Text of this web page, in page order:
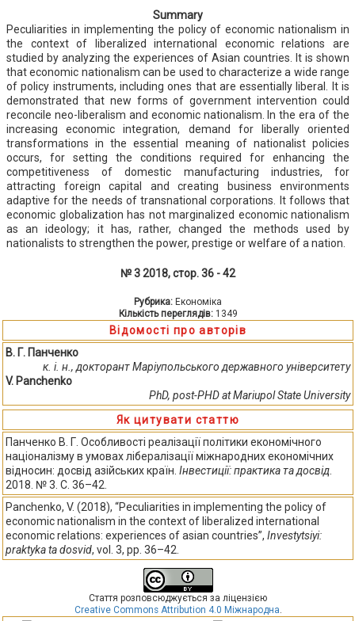
Summary
Peculiarities in implementing the policy of economic nationalism in
the context of liberalized international economic relations are
studied by analyzing the experiences of Asian countries. It is shown
that economic nationalism can be used to characterize a wide range
of policy instruments, including ones that are essentially liberal. It is
demonstrated that new forms of government intervention could
reconcile neo-liberalism and economic nationalism. In the era of the
increasing economic integration, demand for liberally oriented
transformations in the essential meaning of nationalist policies
occurs, for setting the conditions required for enhancing the
competitiveness of domestic manufacturing industries, for
attracting foreign capital and creating business environments
adaptive for the needs of transnational corporations. It follows that
economic globalization has not marginalized economic nationalism
as an ideology; it has, rather, changed the methods used by
nationalists to strengthen the power, prestige or welfare of a nation.
№ 3 2018, стор. 36 - 42
Рубрика: Економіка
Кількість переглядів: 1349
Відомості про авторів
В. Г. Панченко
к. і. н., докторант Маріупольського державного університету
V. Panchenko
PhD, post-PHD at Mariupol State University
Як цитувати статтю
Панченко В. Г. Особливості реалізації політики економічного
націоналізму в умовах лібералізації міжнародних економічних
відносин: досвід азійських країн. Інвестиції: практика та досвід
2018. № 3. С. 36–42.
Panchenko, V. (2018), “Peculiarities in implementing the policy of
economic nationalism in the context of liberalized international
economic relations: experiences of asian countries”, Investytsiyi:
praktyka ta dosvid, vol. 3, pp. 36–42.
Стаття розповсюджується за ліцензією
Creative Commons Attribution 4.0 Міжнародна